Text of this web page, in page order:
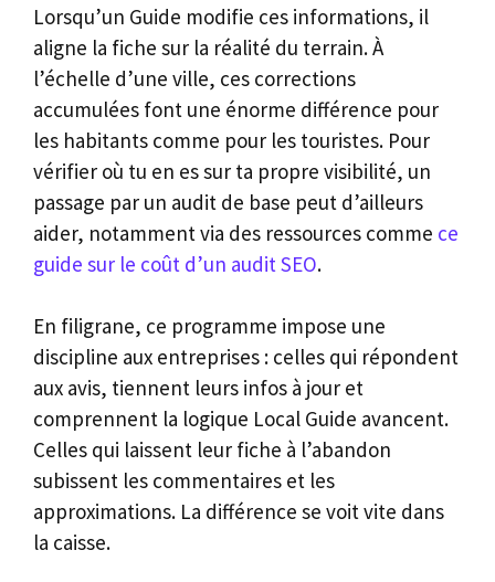
Lorsqu’un Guide modifie ces informations, il
aligne la fiche sur la réalité du terrain. À
l’échelle d’une ville, ces corrections
accumulées font une énorme différence pour
les habitants comme pour les touristes. Pour
vérifier où tu en es sur ta propre visibilité, un
passage par un audit de base peut d’ailleurs
aider, notamment via des ressources comme ce
guide sur le coût d’un audit SEO.
En filigrane, ce programme impose une
discipline aux entreprises : celles qui répondent
aux avis, tiennent leurs infos à jour et
comprennent la logique Local Guide avancent.
Celles qui laissent leur fiche à l’abandon
subissent les commentaires et les
approximations. La différence se voit vite dans
la caisse.